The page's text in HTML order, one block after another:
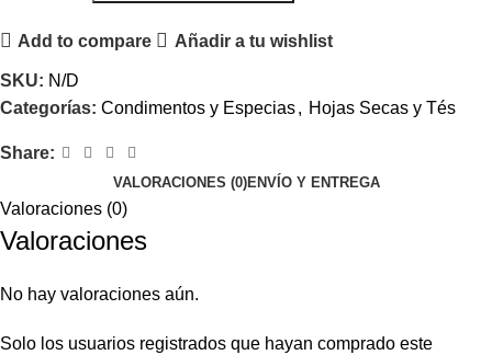
Add to compare Añadir a tu wishlist
SKU: N/D
Categorías: Condimentos y Especias, Hojas Secas y Tés
Share:
VALORACIONES (0)ENVÍO Y ENTREGA
Valoraciones (0)
Valoraciones
No hay valoraciones aún.
Solo los usuarios registrados que hayan comprado este